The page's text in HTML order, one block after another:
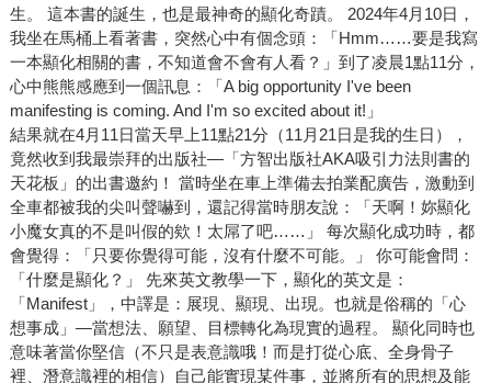
生。 這本書的誕生，也是最神奇的顯化奇蹟。 2024年4月10日，
我坐在馬桶上看著書，突然心中有個念頭：「Hmm……要是我寫
一本顯化相關的書，不知道會不會有人看？」到了凌晨1點11分，
心中熊熊感應到一個訊息：「A big opportunity I've been
manifesting is coming. And I'm so excited about it!」
結果就在4月11日當天早上11點21分（11月21日是我的生日），
竟然收到我最崇拜的出版社—「方智出版社AKA吸引力法則書的
天花板」的出書邀約！ 當時坐在車上準備去拍業配廣告，激動到
全車都被我的尖叫聲嚇到，還記得當時朋友說：「天啊！妳顯化
小魔女真的不是叫假的欸！太屌了吧……」 每次顯化成功時，都
會覺得：「只要你覺得可能，沒有什麼不可能。」 你可能會問：
「什麼是顯化？」 先來英文教學一下，顯化的英文是：
「Manifest」，中譯是：展現、顯現、出現。也就是俗稱的「心
想事成」—當想法、願望、目標轉化為現實的過程。 顯化同時也
意味著當你堅信（不只是表意識哦！而是打從心底、全身骨子
裡、潛意識裡的相信）自己能實現某件事，並將所有的思想及能